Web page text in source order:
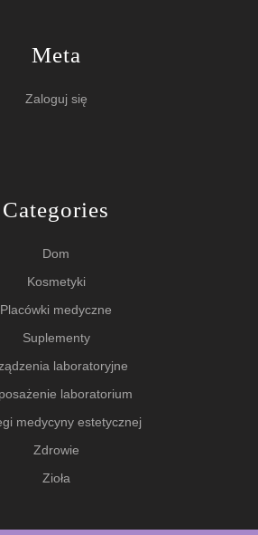
Meta
Zaloguj się
Categories
Dom
Kosmetyki
Placówki medyczne
Suplementy
laboratoryjne
laboratorium
medycyny estetycznej
Zdrowie
Zioła